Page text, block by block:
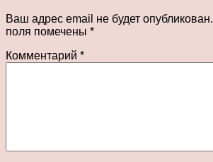
Ваш адрес email не будет опубликован.
поля помечены *
Комментарий *